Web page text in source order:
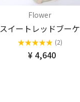
Flower
スイートレッドブーケ
★★★★★ (2)
¥ 4,640